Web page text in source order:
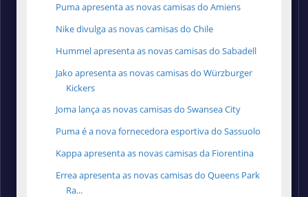
Puma apresenta as novas camisas do Amiens
Nike divulga as novas camisas do Chile
Hummel apresenta as novas camisas do Sabadell
Jako apresenta as novas camisas do Würzburger
Kickers
Joma lança as novas camisas do Swansea City
Puma é a nova fornecedora esportiva do Sassuolo
Kappa apresenta as novas camisas da Fiorentina
Errea apresenta as novas camisas do Queens Park
Ra...